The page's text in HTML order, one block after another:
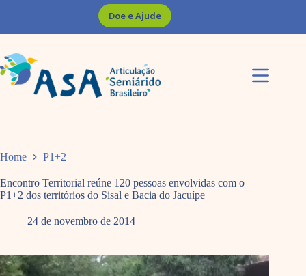
Doe e Ajude
Home P1+2
Encontro Territorial reúne 120 pessoas envolvidas com o
P1+2 dos territórios do Sisal e Bacia do Jacuípe
24 de novembro de 2014